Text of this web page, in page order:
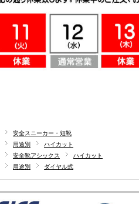
安全スニーカー・短靴
用途別
ハイカット
安全靴アシックス
ハイカット
用途別 ダイヤル式